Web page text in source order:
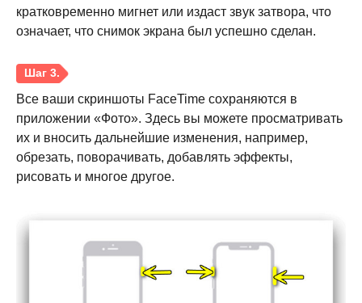
Шаг 2.
кратковременно мигнет или издаст звук затвора, что
означает, что снимок экрана был успешно сделан.
Все ваши скриншоты FaceTime сохраняются в
приложении «Фото». Здесь вы можете просматривать
их и вносить дальнейшие изменения, например,
обрезать, поворачивать, добавлять эффекты,
рисовать и многое другое.